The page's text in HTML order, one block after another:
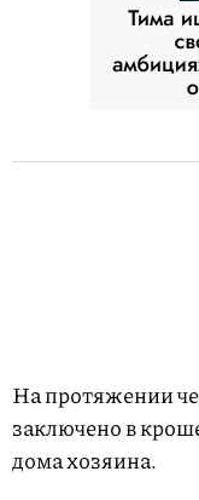
На протяжении
заключено в
дома хозяина.